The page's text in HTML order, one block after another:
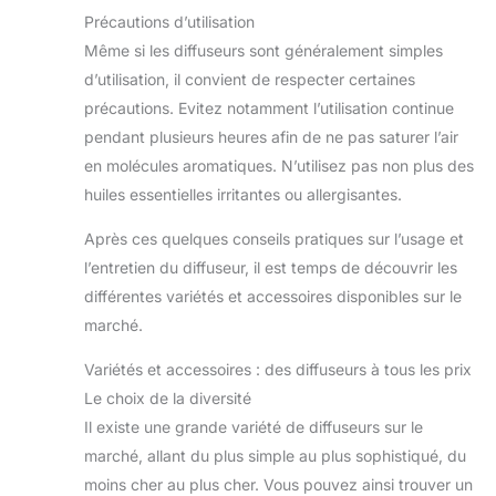
Précautions d’utilisation
Même si les diffuseurs sont généralement simples
d’utilisation, il convient de respecter certaines
précautions. Evitez notamment l’utilisation continue
pendant plusieurs heures afin de ne pas saturer l’air
en molécules aromatiques. N’utilisez pas non plus des
huiles essentielles irritantes ou allergisantes.
Après ces quelques conseils pratiques sur l’usage et
l’entretien du diffuseur, il est temps de découvrir les
différentes variétés et accessoires disponibles sur le
marché.
Variétés et accessoires : des diffuseurs à tous les prix
Le choix de la diversité
Il existe une grande variété de diffuseurs sur le
marché, allant du plus simple au plus sophistiqué, du
moins cher au plus cher. Vous pouvez ainsi trouver un